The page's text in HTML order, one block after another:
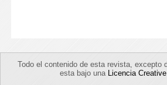
Todo el contenido de esta revista, excepto
esta bajo una Licencia